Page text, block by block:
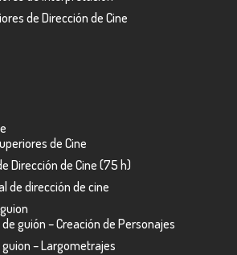
de Dirección de Cine
de Cine
Dirección de Cine (75 h)
de dirección de cine
de guión – Creación de Personajes
guion – Largometrajes